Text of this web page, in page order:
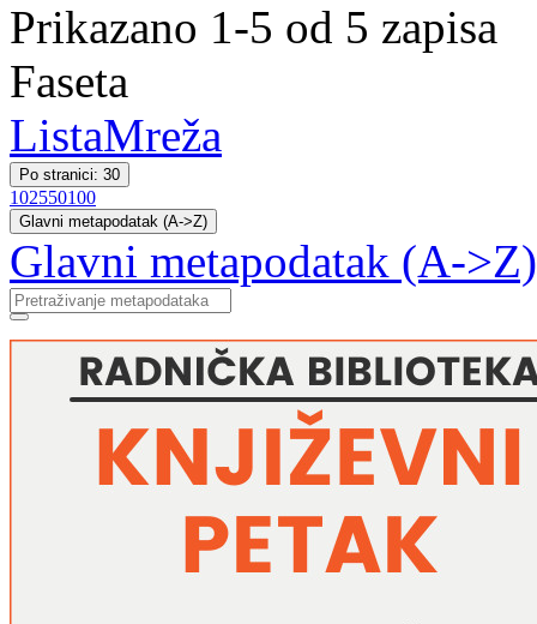
Prikazano 1-5 od 5 zapisa
Faseta
ListaMreža
Po stranici: 30
102550100
Glavni metapodatak (A->Z)
Glavni metapodatak (A->Z)